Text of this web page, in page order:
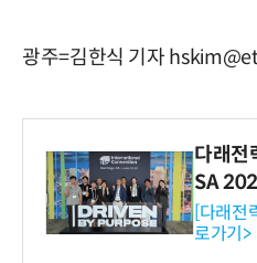
광주=김한식 기자
다래전
SA
와의
-바이오
[다래전
로가기>